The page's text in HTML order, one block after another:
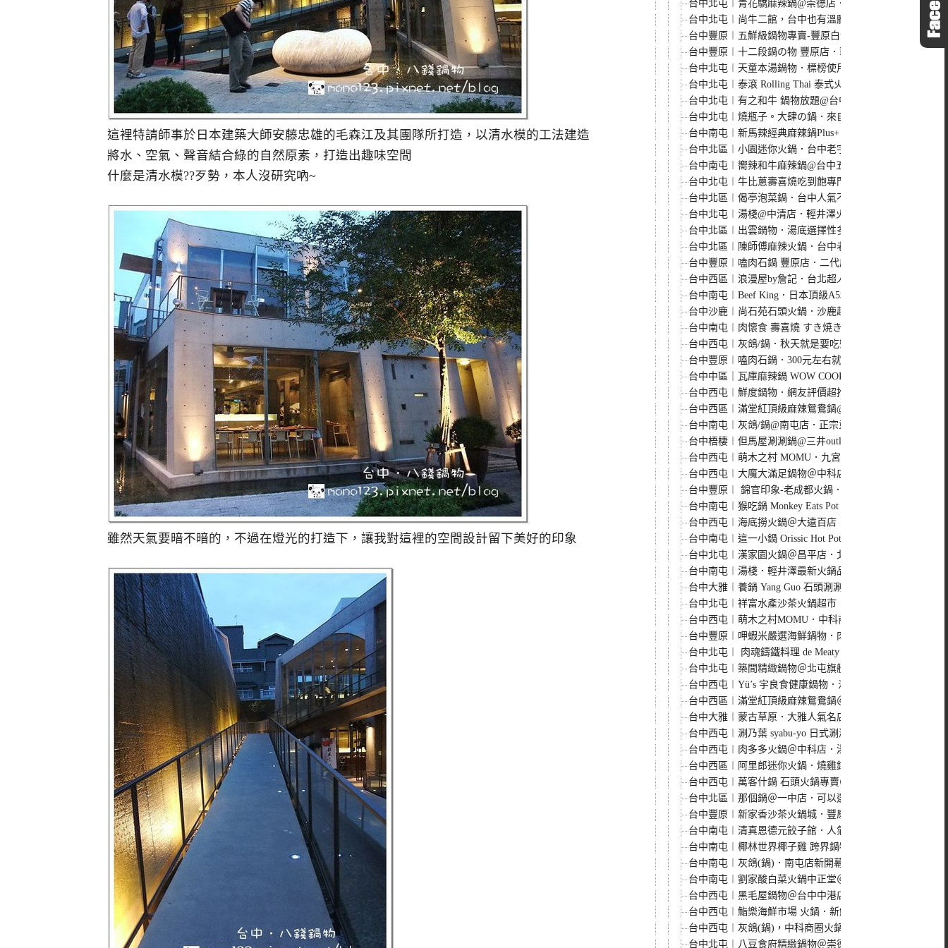
這裡特請師事於日本建築大師安藤忠雄的毛森江及其團隊所打造，以清水模的工法建造
將水、空氣、聲音結合綠的自然原素，打造出趣味空間
什麼是清水模??歹勢，本人沒研究吶~
雖然天氣要暗不暗的，不過在燈光的打造下，讓我對這裡的空間設計留下美好的印象
台中北屯︱青花驕麻辣鍋@崇德店．連湯都可以喝的麻辣
台中北屯︱尚牛二館，台中也有溫體牛肉湯，每天現宰直
台中豐原︱五鮮級鍋物專賣-豐原白金店．平價火鍋湯底、
台中豐原︱十二段鍋の物 豐原店．彰化人氣鍋物二代店，
台中北屯︱天童本湯鍋物．標榜使用天然食材熬煮16小時
台中北屯︱泰滾 Rolling Thai 泰式火鍋．熱帶叢林風格很
台中北屯︱有之和牛 鍋物放題@台中松竹店．平日午餐
台中北屯︱燒瓶子。大肆の鍋．來自彰化員林的人氣火鍋
台中南屯︱新馬辣經典麻辣鍋Plus+ ．台北人氣麻辣火鍋
台中北區︱小園迷你火鍋．台中老字號小火鍋，從傍晚一
台中南屯︱嚮辣和牛麻辣鍋@台中五權西店．王品集團旗
台中北屯︱牛比蔥壽喜燒吃到飽專門店．8種湯底可以選擇
台中北區︱偈亭泡菜鍋．台中人氣不墜的小火鍋，滿滿一鍋
台中北屯︱湯棧@中清店．輕井澤火鍋系列三代店，中清
台中北區︱出雲鍋物．湯底選擇性多，還有溫補的麻油系
台中北區︱陳師傅麻辣火鍋．台中老字號吃到飽麻辣火鍋
台中豐原︱嗑肉石鍋 豐原店．二代店新登場，蔬菜吧、飲
台中西區︱浪漫屋by詹記．台北超人氣麻辣火鍋台中快閃
台中南屯︱Beef King．日本頂級A5和牛、澳洲M9+和牛吃
台中沙鹿︱尚石苑石頭火鍋．沙鹿超人氣火鍋，湯底口味
台中南屯︱肉懷食 壽喜燒 すき焼き．美國Prime等級牛肉
台中西屯︱灰鴿/鍋．秋天就是要吃蟹，大閘蟹上市，壽星
台中豐原︱嗑肉石鍋．300元左右就可以吃到豐富的海鮮或
台中中區｜瓦庫麻辣鍋 WOW COOL HOTPOT．來自四川
台中西屯︱鮮度鍋物．網友評價超推小火鍋，有7種湯頭可
台中西區︱滿堂紅頂級麻辣鴛鴦鍋@廣三SOGO．單點式
台中南屯︱灰鴿/鍋@南屯店．正宗重慶麻辣火鍋登場，又
台中梧棲︱但馬屋涮涮鍋@三井outlet．日本國產牛、牛
台中西屯︱萌木之村 MOMU．九宮格早餐、點咖啡送吐司
台中西屯︱大魔大滿足鍋物＠中科店．主打日本A5和牛，
台中豐原︱ 錦官印象-老成都火鍋．四川口味麻辣火鍋，又
台中南屯︱猴吃鍋 Monkey Eats Pot．可愛小猴陪吃火鍋，
台中西屯︱海底撈火鍋＠大遠百店．平日雙人套餐很划算
台中南屯︱這一小鍋 Orissic Hot Pot@文心秀泰．這一鍋
台中北屯︱漢家園火鍋＠昌平店．北屯老字號個人小火鍋
台中南屯︱湯棧．輕井澤最新火鍋品牌，主打燒酒雞、麻
台中大雅︱養鍋 Yang Guo 石頭涮涮鍋．逢甲人氣小火鍋
台中北屯︱祥富水產沙茶火鍋超市．標榜產地直送的火鍋
台中西屯︱萌木之村MOMU．中科商圈新店登場，複合式
台中豐原︱呷蝦米嚴選海鮮鍋物．肉品品質不錯，愛吃肉
台中北屯︱ 肉魂鑄鐵料理 de Meaty Spirit．50盎司肉量的
台中北屯︱築間精緻鍋物＠北屯旗艦店．環境寬敞大器，
台中西屯︱Yü’s 宇良食健康鍋物．沙鹿來的人氣火鍋店，
台中西區︱滿堂紅頂級麻辣鴛鴦鍋＠台中廣三SOGO店．
台中大雅︱蒙古草原．大雅人氣名店，以養生藥草來入菜
台中西屯︱涮乃葉 syabu-yo 日式涮涮鍋＠大遠百店，20
台中西屯︱肉多多火鍋＠中科店．湯頭選擇性多，加大肉盤
台中西區︱阿里郎迷你火鍋．燒雞鍋整罐紅標米酒擺上桌
台中西屯︱萬客什鍋 石頭火鍋專賣＠青海店．一年四季都
台中北區︱那個鍋＠一中店．可以選辣度的個人麻辣小火
台中豐原︱新家香沙茶火鍋城．豐原也有沙茶火鍋，現切
台中南屯︱清真恩德元餃子館．人氣碳燒牛/羊火鍋超吸睛
台中南屯︱椰林世界椰子雞 跨界鍋物．台灣第一家以椰子
台中南屯︱灰鴿(鍋)．南屯店新開幕，環境更大更寬敞，
台中南屯︱劉家酸白菜火鍋中正堂＠台中店．高雄左營眷
台中西屯︱黑毛屋鍋物＠台中中港店．澳洲和牛鍋物專門
台中西屯︱鮨樂海鮮市場 火鍋．新鮮食材看得到，四人海
台中西屯︱灰鴿(鍋)，中科商圈火鍋新勢力，食材新鮮有
台中北屯︱八豆食府精緻鍋物＠崇德店．八豆食府最新火